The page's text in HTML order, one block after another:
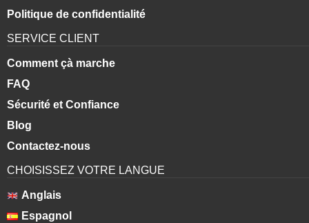
Politique de confidentialité
SERVICE CLIENT
Comment çà marche
FAQ
Sécurité et Confiance
Blog
Contactez-nous
CHOISISSEZ VOTRE LANGUE
Anglais
Espagnol